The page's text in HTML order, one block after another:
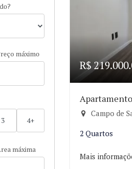
máximo
3 4+
máxima
R$
Campo de
2 Quartos
Mais